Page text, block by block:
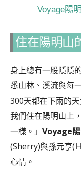
Voyage陽
住在陽明山
身上總有一股隱隱
悉山林、溪流與每
300天都在下雨的
我們住在陽明山上
一樣。」 Voyage
(Sherry)與孫元亨(
心情。